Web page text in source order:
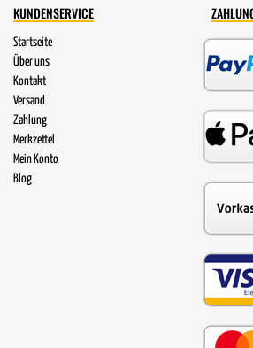
KUNDENSERVICE
Startseite
Über uns
Kontakt
Versand
Zahlung
Merkzettel
Mein Konto
Blog